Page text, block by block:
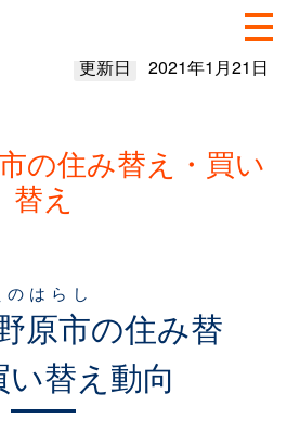
更新日 2021年1月21日
の住み替え・買い
替え
原市
のはらし
の住み替
い替え動向